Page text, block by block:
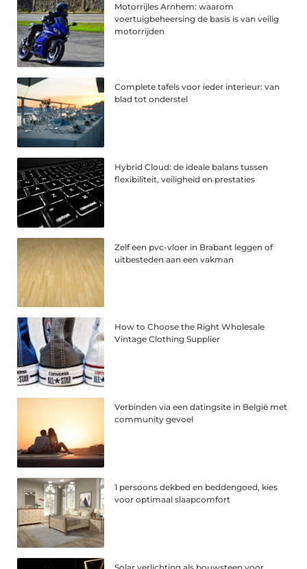
Motorrijles Arnhem: waarom
voertuigbeheersing de basis is van veilig
motorrijden
Complete tafels voor ieder interieur: van
blad tot onderstel
Hybrid Cloud: de ideale balans tussen
flexibiliteit, veiligheid en prestaties
Zelf een pvc-vloer in Brabant leggen of
uitbesteden aan een vakman
How to Choose the Right Wholesale
Vintage Clothing Supplier
Verbinden via een datingsite in België met
community gevoel
1 persoons dekbed en beddengoed, kies
voor optimaal slaapcomfort